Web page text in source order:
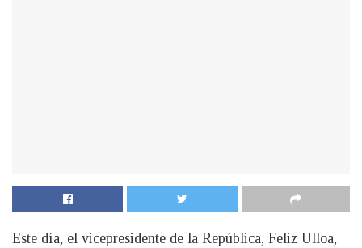
Este día, el vicepresidente de la República, Feliz Ulloa,